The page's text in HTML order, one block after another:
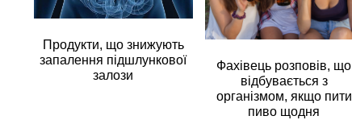
Продукти, що знижують
запалення підшлункової
залози
Фахівець розповів, що
відбувається з
організмом, якщо пити
пиво щодня